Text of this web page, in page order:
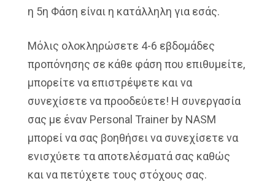
η 5η Φάση είναι η κατάλληλη για εσάς.
Μόλις ολοκληρώσετε 4-6 εβδομάδες
προπόνησης σε κάθε φάση που επιθυμείτε,
μπορείτε να επιστρέψετε και να
συνεχίσετε να προοδεύετε! Η συνεργασία
σας με έναν Personal Trainer by NASM
μπορεί να σας βοηθήσει να συνεχίσετε να
ενισχύετε τα αποτελέσματά σας καθώς
και να πετύχετε τους στόχους σας.